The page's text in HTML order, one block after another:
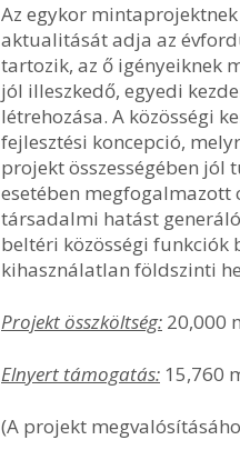
Az egykor
aktualitását adja az
tartozik, az ő igényeiknek
jól illeszkedő, egyedi
létrehozása. A közösségi
fejlesztési koncepció,
projekt összességében
esetében megfogalmazott
társadalmi hatást
beltéri közösségi funkciók
kihasználatlan földszinti
Projekt összköltség: 20,000
Elnyert támogatás: 15,760
(A projekt